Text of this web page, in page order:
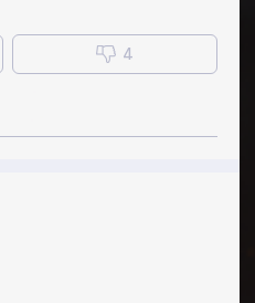
4